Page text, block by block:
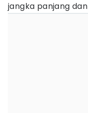
jangka panjang